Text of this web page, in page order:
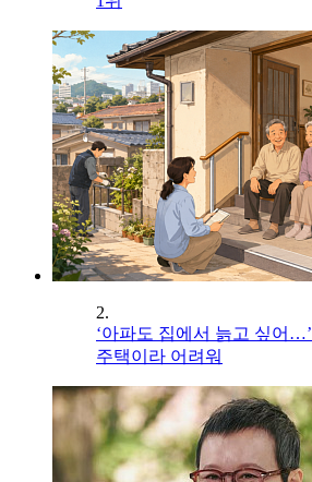
2.
‘아파도 집에서 늙고 싶어
주택이라 어려워